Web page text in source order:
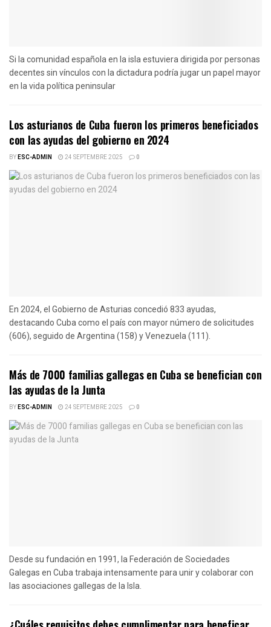
Si la comunidad española en la isla estuviera dirigida por personas
decentes sin vínculos con la dictadura podría jugar un papel mayor
en la vida política peninsular
Los asturianos de Cuba fueron los primeros beneficiados
con las ayudas del gobierno en 2024
BYESC-ADMIN 24 SEPTEMBRE 2025 0
En 2024, el Gobierno de Asturias concedió 833 ayudas,
destacando Cuba como el país con mayor número de solicitudes
(606), seguido de Argentina (158) y Venezuela (111).
Más de 7000 familias gallegas en Cuba se benefician con
las ayudas de la Junta
BYESC-ADMIN 24 SEPTEMBRE 2025 0
Desde su fundación en 1991, la Federación de Sociedades
Galegas en Cuba trabaja intensamente para unir y colaborar con
las asociaciones gallegas de la Isla.